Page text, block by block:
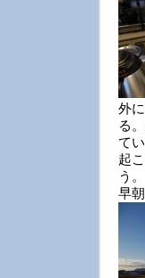
外
る
て
起
う。
早